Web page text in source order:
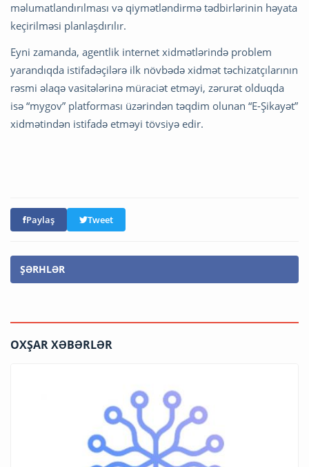
məlumatlandırılması və qiymətləndirmə tədbirlərinin həyata
keçirilməsi planlaşdırılır.
Eyni zamanda, agentlik internet xidmətlərində problem
yarandıqda istifadəçilərə ilk növbədə xidmət təchizatçılarının
rəsmi əlaqə vasitələrinə müraciət etməyi, zərurət olduqda
isə “mygov” platforması üzərindən təqdim olunan “E-Şikayət”
xidmətindən istifadə etməyi tövsiyə edir.
Paylaş Tweet
ŞƏRHLƏR
OXŞAR XƏBƏRLƏR